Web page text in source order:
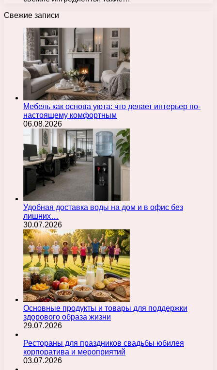
Свежие записи
Мебель как основа уюта: что делает интерьер по-
настоящему комфортным
06.08.2026
Удобная доставка воды на дом и в офис без
лишних…
30.07.2026
Основные продукты и товары для поддержки
здорового образа жизни
29.07.2026
Рестораны для праздников свадьбы юбилея
корпоратива и мероприятий
03.07.2026